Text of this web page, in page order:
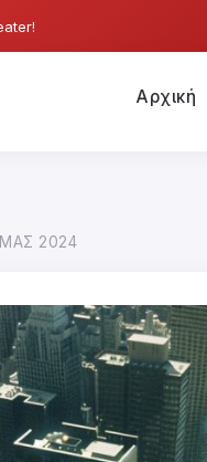
Αρχική
2024